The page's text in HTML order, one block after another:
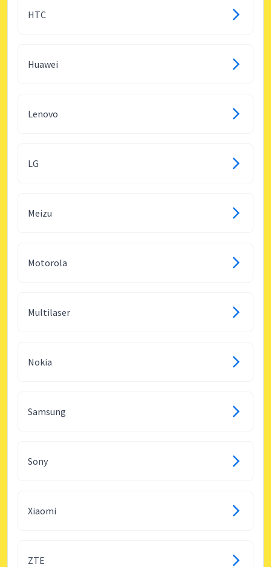
HTC
Huawei
Lenovo
LG
Meizu
Motorola
Multilaser
Nokia
Samsung
Sony
Xiaomi
ZTE